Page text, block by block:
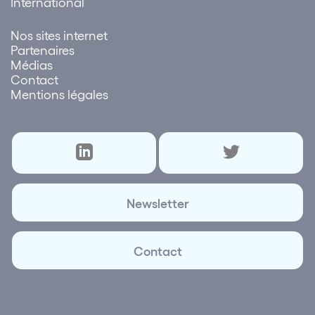
Nos sites internet
Partenaires
Médias
Contact
Mentions légales
Newsletter
Contact